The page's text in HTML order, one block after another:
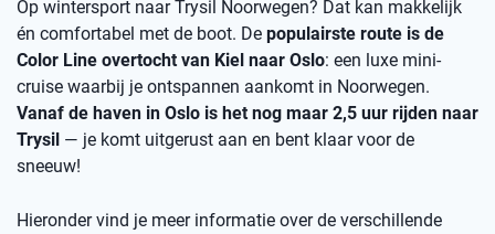
Op wintersport naar Trysil Noorwegen? Dat kan makkelijk
én comfortabel met de boot. De populairste route is de
Color Line overtocht van Kiel naar Oslo: een luxe mini-
cruise waarbij je ontspannen aankomt in Noorwegen.
Vanaf de haven in Oslo is het nog maar 2,5 uur rijden naar
Trysil — je komt uitgerust aan en bent klaar voor de
sneeuw!
Hieronder vind je meer informatie over de verschillende